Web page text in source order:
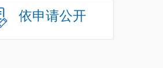
依申请公开